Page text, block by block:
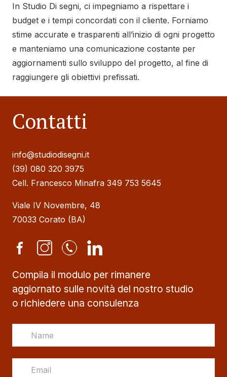
In Studio Di segni, ci impegniamo a rispettare i
budget e i tempi concordati con il cliente. Forniamo
stime accurate e trasparenti all’inizio di ogni progetto
e manteniamo una comunicazione costante per
aggiornamenti sullo sviluppo del progetto, al fine di
raggiungere gli obiettivi prefissati.
Contatti
info@studiodisegni.it
(39) 080 320 3975
Cell. Francesco Minafra 349 753 5645
Viale IV Novembre, 48
70033 Corato (BA)
Compila il modulo per rimanere
aggiornato sulle novità del nostro studio
o richiedere una consulenza